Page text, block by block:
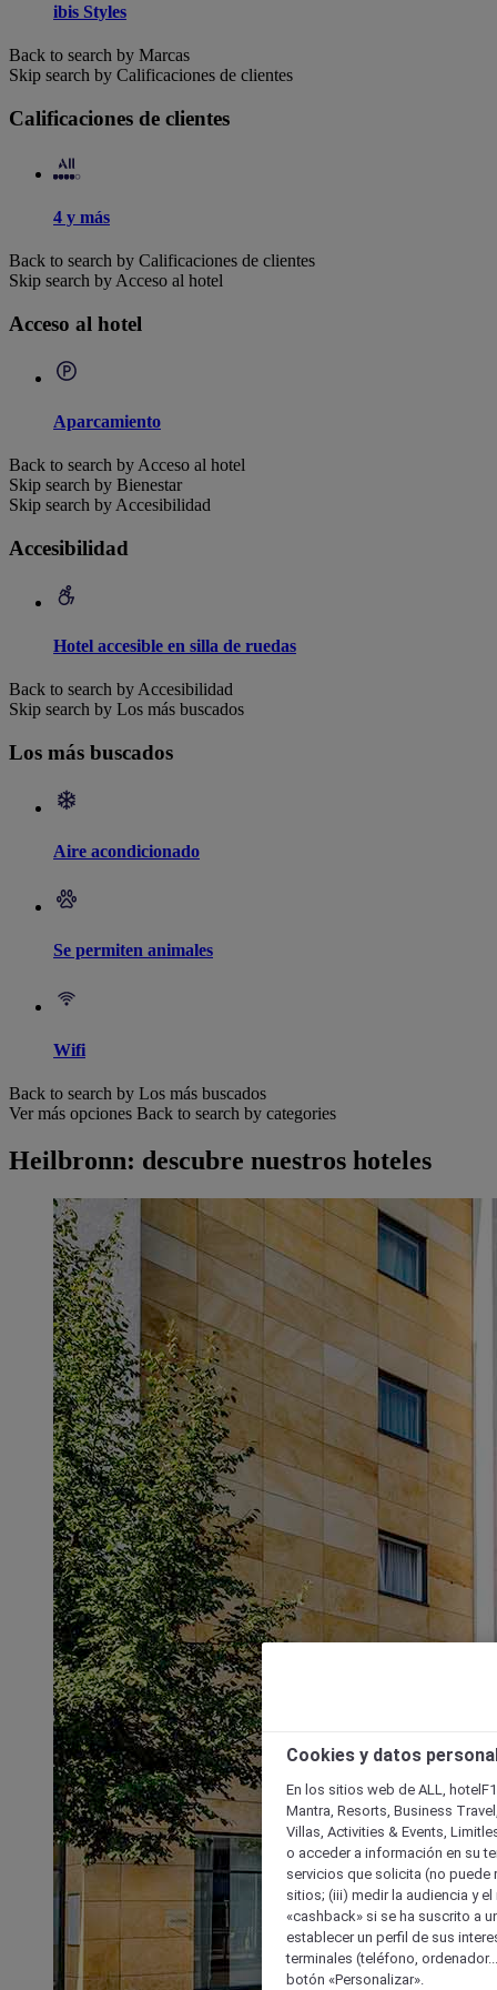
ibis Styles
Back to search by Marcas
Skip search by Calificaciones de clientes
Calificaciones de clientes
4 y más
Back to search by Calificaciones de clientes
Skip search by Acceso al hotel
Acceso al hotel
Aparcamiento
Back to search by Acceso al hotel
Skip search by Bienestar
Skip search by Accesibilidad
Accesibilidad
Hotel accesible en silla de ruedas
Back to search by Accesibilidad
Skip search by Los más buscados
Los más buscados
Aire acondicionado
Se permiten animales
Wifi
Back to search by Los más buscados
Ver más opciones Back to search by categories
Heilbronn: descubre nuestros hoteles
Cookies y datos
En los sitios web de ALL,
Mantra, Resorts, Business
Villas, Activities & Events,
o acceder a información en su
servicios que solicita (no puede
sitios; (iii) medir la audiencia y
«cashback» si se ha suscrito a
establecer un perfil de sus
terminales (teléfono,
botón «Personalizar».